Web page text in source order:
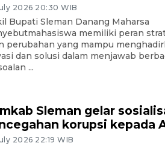
2026 20:30 WIB
Bupati Sleman Danang Maharsa
memiliki peran
perubahan yang mampu
dan solusi dalam menjawab
...
Sleman gelar
korupsi kepada
2026 22:19 WIB